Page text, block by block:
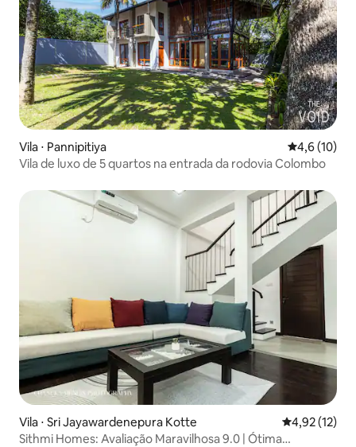
Vila ⋅ Pannipitiya 4,6 de uma
4,6 (10)
Vila de luxo de 5 quartos na entrada da rodovia Colombo
Vila ⋅ Sri Jayawardenepura Kotte 4,92 de uma
4,92 (12)
Sithmi Homes: Avaliação Maravilhosa 9.0 | Ótima